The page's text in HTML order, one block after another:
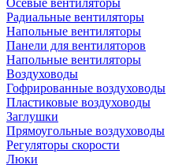
Осевые вентиляторы
Радиальные вентиляторы
Напольные вентиляторы
Панели для вентиляторов
Напольные вентиляторы
Воздуховоды
Гофрированные воздуховоды
Пластиковые воздуховоды
Заглушки
Прямоугольные воздуховоды
Регуляторы скорости
Люки